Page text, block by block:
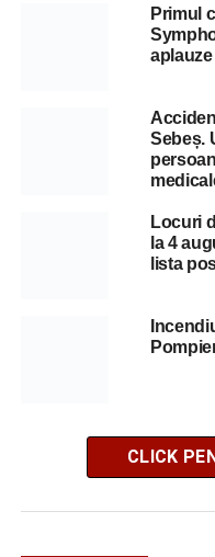
Primul
Sebeș.
Locuri
la 4
lista
CLICK